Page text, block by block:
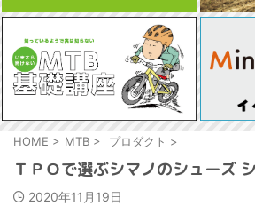
HOME > MTB > プロダクト >
ＴＰＯで選ぶシマノのシューズ
2020年11月19日